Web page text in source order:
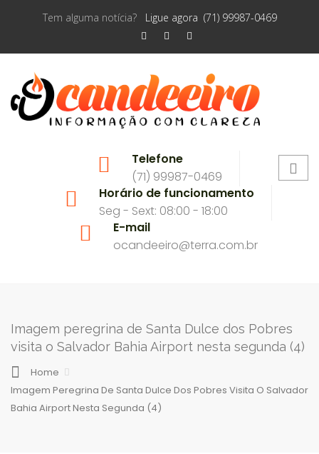
Tem alguma notícia? Ligue agora (71) 99987-0469
Telefone
(71) 99987-0469
Horário de funcionamento
Seg - Sext: 08:00 - 18:00
E-mail
ocandeeiro@terra.com.br
Imagem peregrina de Santa Dulce dos Pobres
visita o Salvador Bahia Airport nesta segunda (4)
Home
Imagem Peregrina De Santa Dulce Dos Pobres Visita O Salvador
Bahia Airport Nesta Segunda (4)